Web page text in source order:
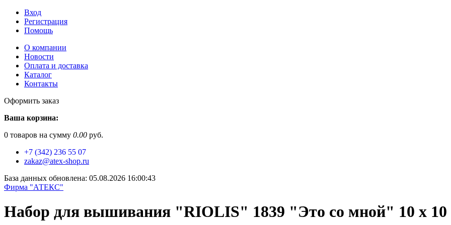
Вход
Регистрация
Помощь
О компании
Новости
Оплата и доставка
Каталог
Контакты
Оформить заказ
Ваша корзина:
0 товаров на сумму 0.00 руб.
+7 (342) 236 55 07
zakaz@atex-shop.ru
База данных обновлена: 05.08.2026 16:00:43
Фирма "АТЕКС"
Набор для вышивания "RIOLIS" 1839 "Это со мной" 10 х 10